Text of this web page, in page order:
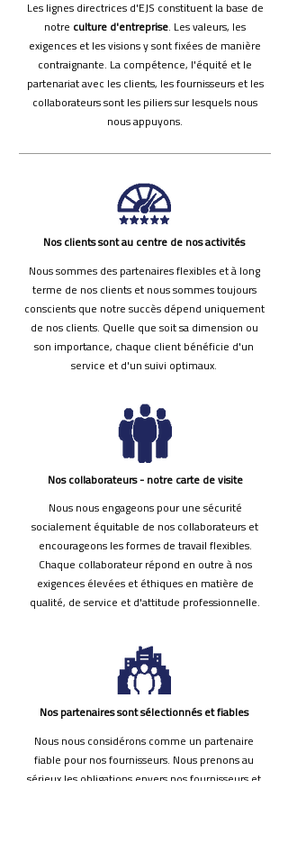
Les lignes directrices d'EJS constituent la base de
notre culture d'entreprise. Les valeurs, les
exigences et les visions y sont fixées de manière
contraignante. La compétence, l'équité et le
partenariat avec les clients, les fournisseurs et les
collaborateurs sont les piliers sur lesquels nous
nous appuyons.
Nos clients sont au centre de nos activités
Nous sommes des partenaires flexibles et à long
terme de nos clients et nous sommes toujours
conscients que notre succès dépend uniquement
de nos clients. Quelle que soit sa dimension ou
son importance, chaque client bénéficie d'un
service et d'un suivi optimaux.
Nos collaborateurs - notre carte de visite
Nous nous engageons pour une sécurité
socialement équitable de nos collaborateurs et
encourageons les formes de travail flexibles.
Chaque collaborateur répond en outre à nos
exigences élevées et éthiques en matière de
qualité, de service et d'attitude professionnelle.
Nos partenaires sont sélectionnés et fiables
Nous nous considérons comme un partenaire
fiable pour nos fournisseurs. Nous prenons au
sérieux les obligations envers nos fournisseurs et